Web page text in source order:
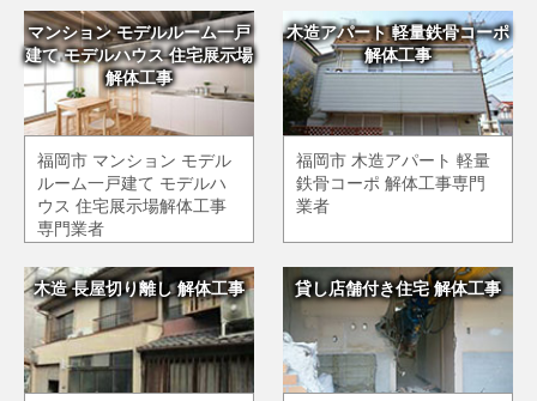
マンション モデルルーム一戸
建て モデルハウス 住宅展示場
解体工事
福岡市 マンション モデル
ルーム一戸建て モデルハ
ウス 住宅展示場解体工事
専門業者
木造アパート 軽量鉄骨コーポ
解体工事
福岡市 木造アパート 軽量
鉄骨コーポ 解体工事専門
業者
木造 長屋切り離し 解体工事 貸し店舗付き住宅 解体工事